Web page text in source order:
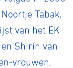
Tabak,
van het EK
Shirin van
vrouwen.